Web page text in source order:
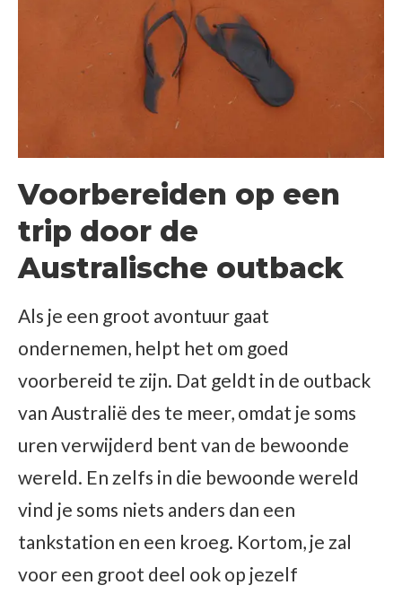
Voorbereiden op een
trip door de
Australische outback
Als je een groot avontuur gaat
ondernemen, helpt het om goed
voorbereid te zijn. Dat geldt in de outback
van Australië des te meer, omdat je soms
uren verwijderd bent van de bewoonde
wereld. En zelfs in die bewoonde wereld
vind je soms niets anders dan een
tankstation en een kroeg. Kortom, je zal
voor een groot deel ook op jezelf